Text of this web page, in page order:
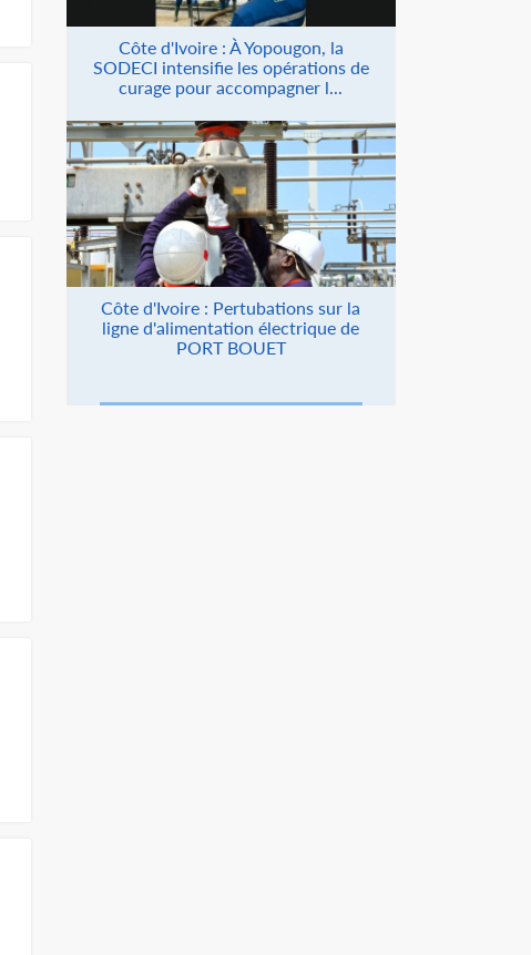
Côte d'Ivoire : À Yopougon, la
SODECI intensifie les opérations de
curage pour accompagner l...
Côte d'Ivoire : Pertubations sur la
ligne d'alimentation électrique de
PORT BOUET